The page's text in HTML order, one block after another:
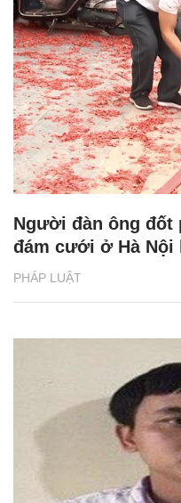
PHÁP LUẬT
Người đàn ông đốt
đám cưới ở Hà Nội